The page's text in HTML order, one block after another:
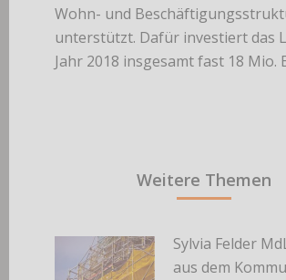
Wohn- und
unterstützt. Dafür investiert das
Jahr 2018 insgesamt fast 18 Mio.
Weitere Themen
Sylvia Felder
aus dem